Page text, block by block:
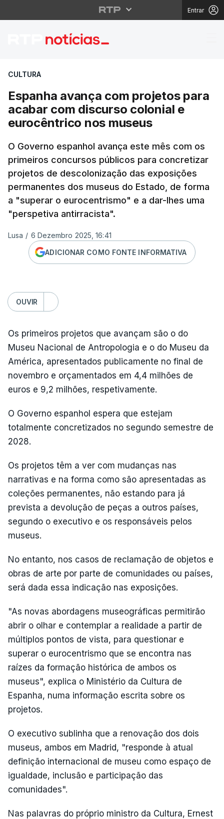
Entrar
Espanha avança
CULTURA
Espanha avança com projetos para
acabar com discurso colonial e
eurocêntrico nos museus
O Governo espanhol avança este mês com os
primeiros concursos públicos para concretizar
projetos de descolonização das exposições
permanentes dos museus do Estado, de forma
a "superar o eurocentrismo" e a dar-lhes uma
"perspetiva antirracista".
Lusa / 6 Dezembro 2025, 16:41
ADICIONAR COMO FONTE INFORMATIVA
OUVIR
Os primeiros projetos que avançam são o do
Museu Nacional de Antropologia e o do Museu da
América, apresentados publicamente no final de
novembro e orçamentados em 4,4 milhões de
euros e 9,2 milhões, respetivamente.
O Governo espanhol espera que estejam
totalmente concretizados no segundo semestre de
2028.
Os projetos têm a ver com mudanças nas
narrativas e na forma como são apresentadas as
coleções permanentes, não estando para já
prevista a devolução de peças a outros países,
segundo o executivo e os responsáveis pelos
museus.
No entanto, nos casos de reclamação de objetos e
obras de arte por parte de comunidades ou países,
será dada essa indicação nas exposições.
"As novas abordagens museográficas permitirão
abrir o olhar e contemplar a realidade a partir de
múltiplos pontos de vista, para questionar e
superar o eurocentrismo que se encontra nas
raízes da formação histórica de ambos os
museus", explica o Ministério da Cultura de
Espanha, numa informação escrita sobre os
projetos.
O executivo sublinha que a renovação dos dois
museus, ambos em Madrid, "responde à atual
definição internacional de museu como espaço de
igualdade, inclusão e participação das
comunidades".
Nas palavras do próprio ministro da Cultura, Ernest